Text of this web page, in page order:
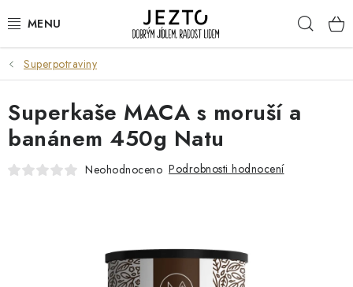
na
DÁRKOVÉ SADY
TRVANLIVÉ
DROGERIE A KOSMETIKA
RELAX A REGENERACE
Superpotraviny
Superkaše MACA s moruší a
banánem 450g Natu
Neohodnoceno Podrobnosti hodnocení